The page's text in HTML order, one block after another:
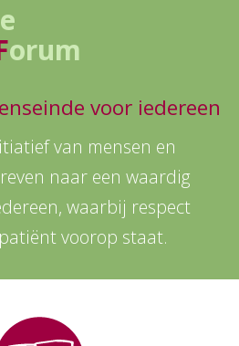
orum
voor iedereen
van mensen en
naar een waardig
waarbij respect
voorop staat.